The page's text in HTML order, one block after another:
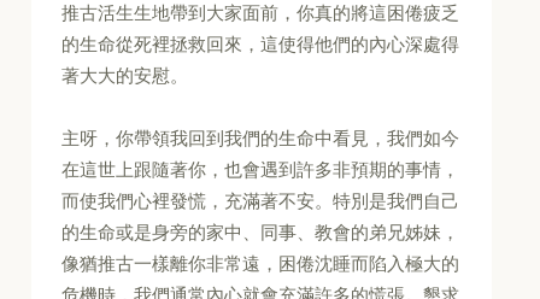
推古活生生地帶到大家面前，你真的將這困倦疲乏
的生命從死裡拯救回來，這使得他們的內心深處得
著大大的安慰。
主呀，你帶領我回到我們的生命中看見，我們如今
在這世上跟隨著你，也會遇到許多非預期的事情，
而使我們心裡發慌，充滿著不安。特別是我們自己
的生命或是身旁的家中、同事、教會的弟兄姊妹，
像猶推古一樣離你非常遠，困倦沈睡而陷入極大的